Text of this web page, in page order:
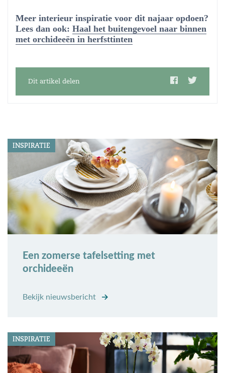
Meer interieur inspiratie voor dit najaar opdoen?
Lees dan ook: Haal het buitengevoel naar binnen
met orchideeën in herfsttinten
Dit artikel delen
INSPIRATIE
Een zomerse tafelsetting met
orchideeën
Bekijk nieuwsbericht
INSPIRATIE